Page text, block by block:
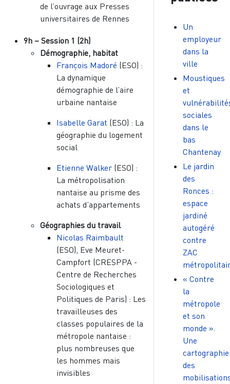
de l’ouvrage aux Presses
universitaires de Rennes
9h – Session 1 (2h)
Démographie, habitat
François Madoré (ESO) :
La dynamique
démographie de l’aire
urbaine nantaise
Isabelle Garat (ESO) : La
géographie du logement
social
Etienne Walker(ESO) :
La métropolisation
nantaise au prisme des
achats d’appartements
Géographies du travail
Nicolas Raimbault
(ESO), Eve Meuret-
Campfort (CRESPPA -
Centre de Recherches
Sociologiques et
Politiques de Paris) : Les
travailleuses des
classes populaires de la
métropole nantaise :
plus nombreuses que
les hommes mais
invisibles
Un
employeur
dans la
ville
Moustiques
et
sociales
dans le
bas
Chantenay
Le jardin
des
Ronces :
espace
jardiné
autogéré
contre
ZAC
« Contre
la
métropole
et son
monde ».
Une
cartographie
des